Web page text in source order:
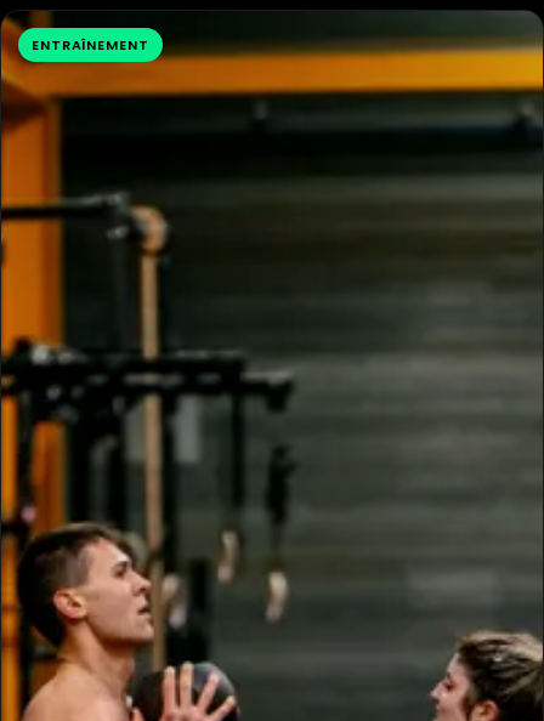
ENTRAÎNEMENT